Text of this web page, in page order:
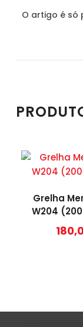
O artigo é só
Grelha
W204